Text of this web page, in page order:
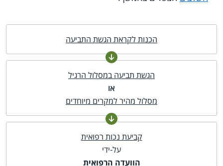
הכנות לקראת הגשת התביעה
הגשת תביעה במסלול הרגיל
או
מסלול מהיר למקרים מיוחדים
קביעת נכות רפואית
על-ידי
הוועדה הרפואית